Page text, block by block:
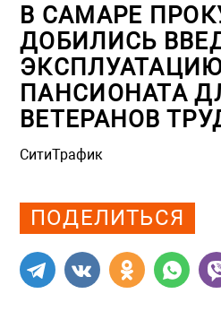
В САМАРЕ
ДОБИЛИСЬ
ПАНСИОНАТА
ВЕТЕРАНОВ
СитиТрафик
ПОДЕЛИТЬСЯ